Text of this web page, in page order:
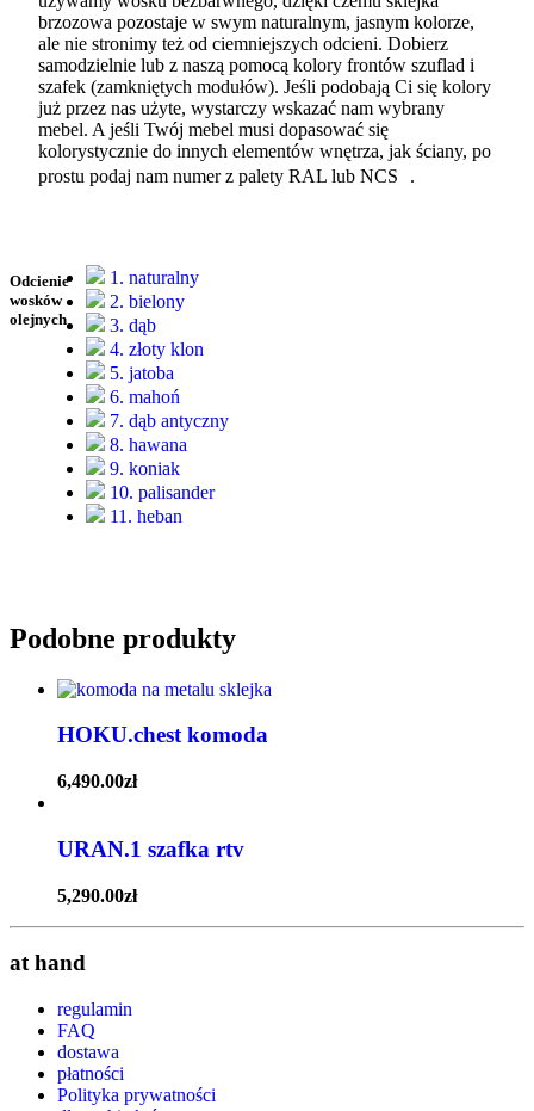
brzozowa pozostaje w swym naturalnym, jasnym kolorze,
ale nie stronimy też od ciemniejszych odcieni. Dobierz
samodzielnie lub z naszą pomocą kolory frontów szuflad i
szafek (zamkniętych modułów). Jeśli podobają Ci się kolory
już przez nas użyte, wystarczy wskazać nam wybrany
mebel. A jeśli Twój mebel musi dopasować się
kolorystycznie do innych elementów wnętrza, jak ściany, po
prostu podaj nam numer z palety RAL lub NCS .
Odcienie
wosków
olejnych
1. naturalny
2. bielony
3. dąb
4. złoty klon
5. jatoba
6. mahoń
7. dąb antyczny
8. hawana
9. koniak
10. palisander
11. heban
Podobne produkty
HOKU.chest komoda
6,490.00zł
URAN.1 szafka rtv
5,290.00zł
at hand
regulamin
FAQ
dostawa
płatności
Polityka prywatności